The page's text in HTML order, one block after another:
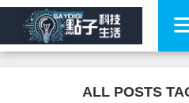
ALL POSTS